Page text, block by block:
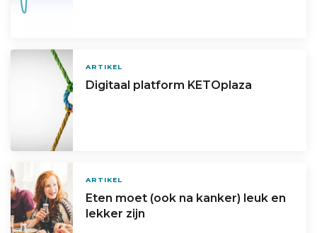
ARTIKEL
Digitaal platform KETOplaza
ARTIKEL
Eten moet (ook na kanker) leuk en
lekker zijn